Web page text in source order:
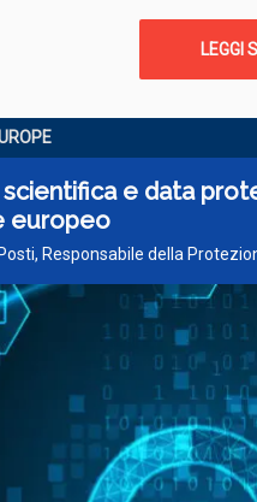
LEGGI
scientifica e data
europeo
Responsabile della